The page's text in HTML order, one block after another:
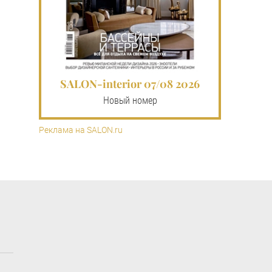
SALON-interior 07/08 2026
Новый номер
Реклама на SALON.ru